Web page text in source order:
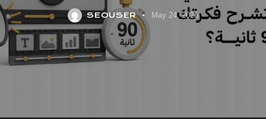
SEOUSER May 24, 2026